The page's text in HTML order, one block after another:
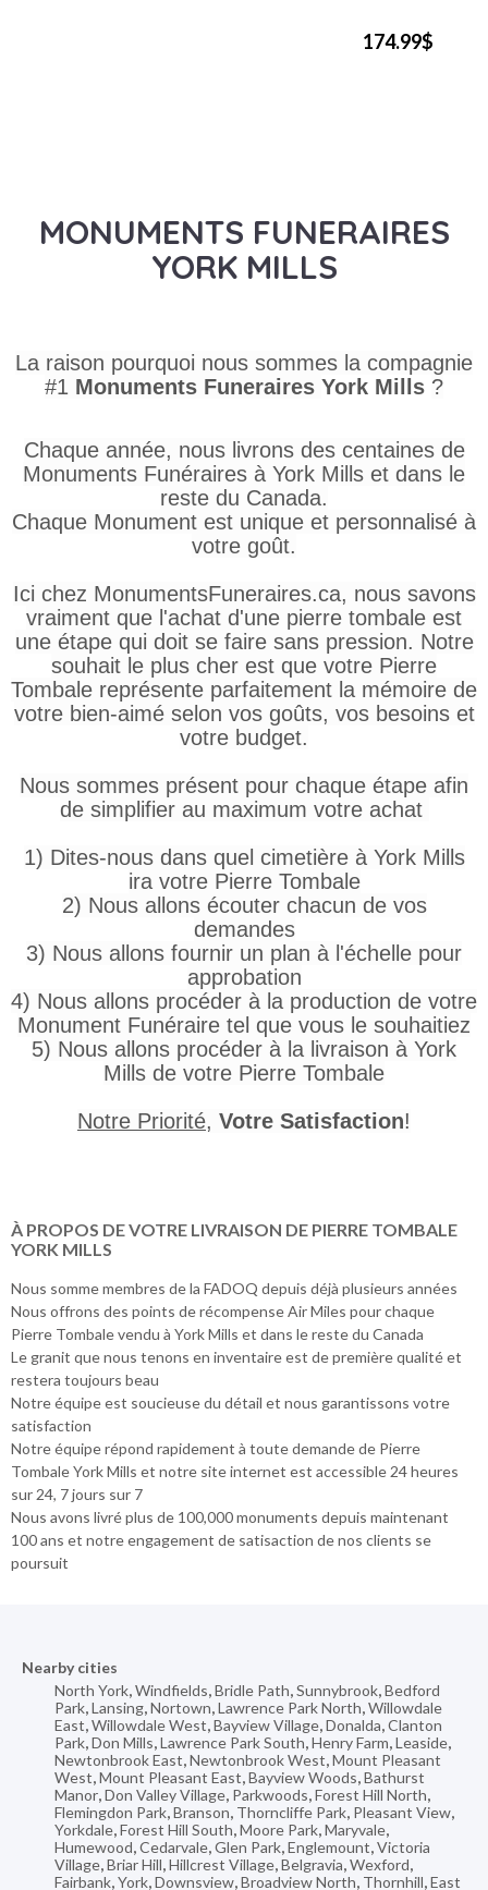
174.99$
MONUMENTS FUNERAIRES
YORK MILLS
La raison pourquoi nous sommes la compagnie
#1 Monuments Funeraires York Mills ?
Chaque année, nous livrons des centaines de
Monuments Funéraires à York Mills et dans le
reste du Canada.
Chaque Monument est unique et personnalisé à
votre goût.
Ici chez MonumentsFuneraires.ca, nous savons
vraiment que l'achat d'une pierre tombale est
une étape qui doit se faire sans pression. Notre
souhait le plus cher est que votre Pierre
Tombale représente parfaitement la mémoire de
votre bien-aimé selon vos goûts, vos besoins et
votre budget.
Nous sommes présent pour chaque étape afin
de simplifier au maximum votre achat
1) Dites-nous dans quel cimetière à York Mills
ira votre Pierre Tombale
2) Nous allons écouter chacun de vos
demandes
3) Nous allons fournir un plan à l'échelle pour
approbation
4) Nous allons procéder à la production de votre
Monument Funéraire tel que vous le souhaitiez
5) Nous allons procéder à la livraison à York
Mills de votre Pierre Tombale
Notre Priorité, Votre Satisfaction!
À PROPOS DE VOTRE LIVRAISON DE PIERRE TOMBALE
YORK MILLS
Nous somme membres de la FADOQ depuis déjà plusieurs années
Nous offrons des points de récompense Air Miles pour chaque
Pierre Tombale vendu à York Mills et dans le reste du Canada
Le granit que nous tenons en inventaire est de première qualité et
restera toujours beau
Notre équipe est soucieuse du détail et nous garantissons votre
satisfaction
Notre équipe répond rapidement à toute demande de Pierre
Tombale York Mills et notre site internet est accessible 24 heures
sur 24, 7 jours sur 7
Nous avons livré plus de 100,000 monuments depuis maintenant
100 ans et notre engagement de satisaction de nos clients se
poursuit
Nearby cities
North York,Windfields,Bridle Path,Sunnybrook,Bedford
Park,Lansing,Nortown,Lawrence Park North,Willowdale
East,Willowdale West,Bayview Village,Donalda,Clanton
Park,Don Mills,Lawrence Park South,Henry Farm,Leaside,
Newtonbrook East,Newtonbrook West,Mount Pleasant
West,Mount Pleasant East,Bayview Woods,Bathurst
Manor,Don Valley Village, Parkwoods,Forest Hill North,
Flemingdon Park,Branson, Thorncliffe Park, Pleasant View,
Yorkdale,Forest Hill South,Moore Park,Maryvale,
Humewood,Cedarvale,Glen Park,Englemount,Victoria
Village,Briar Hill,Hillcrest Village,Belgravia,Wexford,
Fairbank,York,Downsview,Broadview North, Thornhill,East